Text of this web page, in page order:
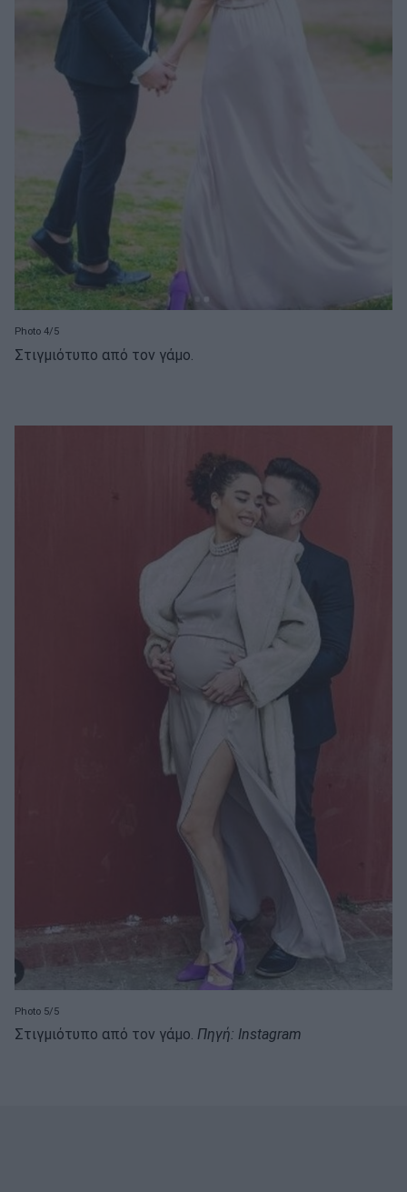
Photo 4/5
Στιγμιότυπο από τον γάμο.
Photo 5/5
Στιγμιότυπο από τον γάμο. Πηγή: Instagram